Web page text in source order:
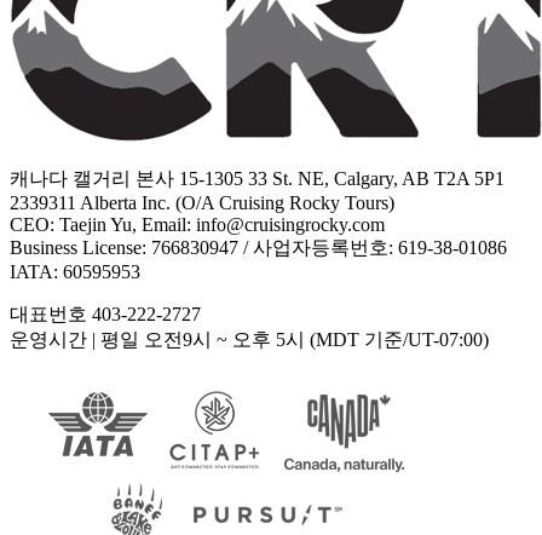
캐나다 캘거리 본사 15-1305 33 St. NE, Calgary, AB T2A 5P1
2339311 Alberta Inc. (O/A Cruising Rocky Tours)
CEO: Taejin Yu, Email: info@cruisingrocky.com
Business License: 766830947 / 사업자등록번호: 619-38-01086
IATA: 60595953
대표번호 403-222-2727
운영시간 | 평일 오전9시 ~ 오후 5시 (MDT 기준/UT-07:00)